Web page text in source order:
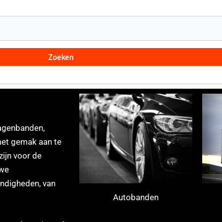
gemak aan te
voor de
van
Autobanden